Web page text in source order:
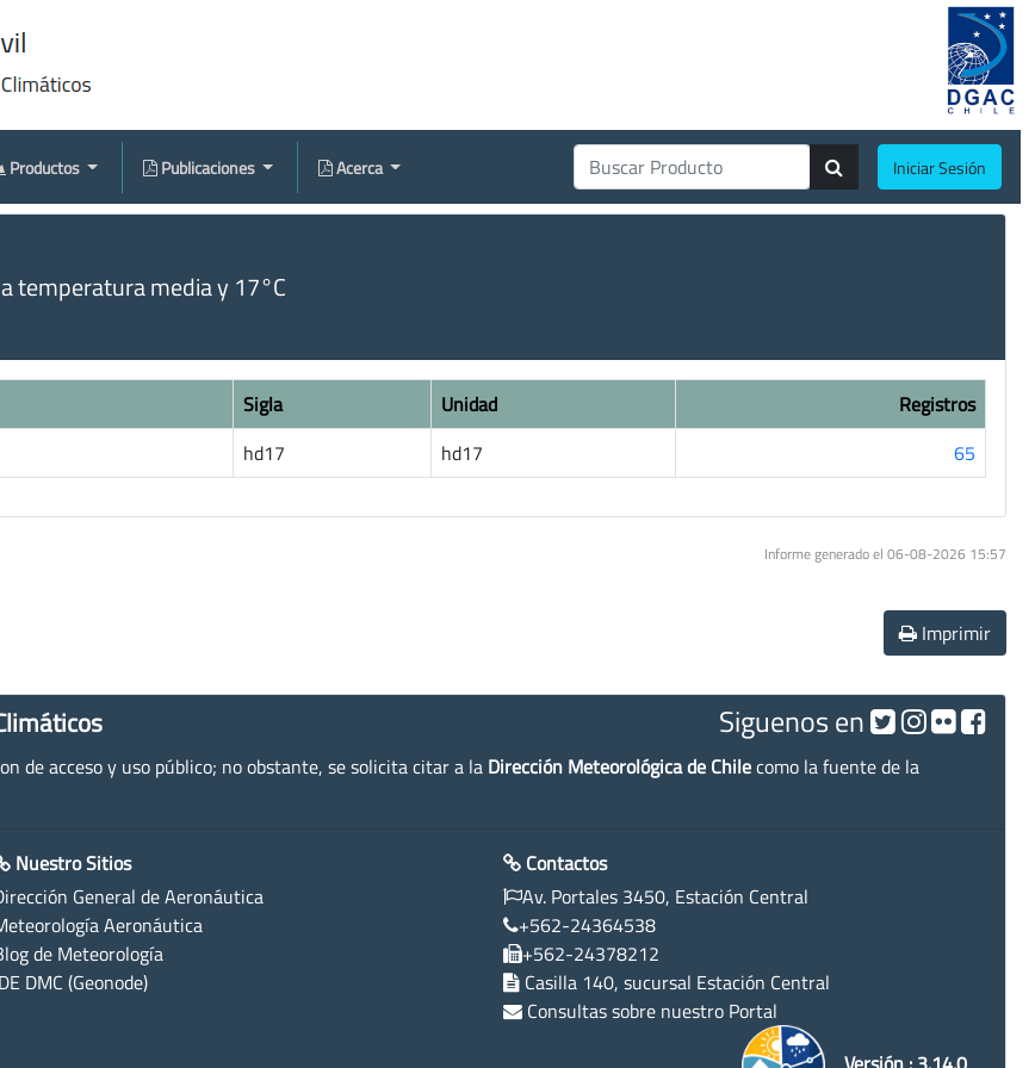
Productos Publicaciones Acerca Iniciar Sesión
temperatura media y 17°C
Sigla Unidad
Registros
hd17 hd17 65
Informe generado el 06-08-2026 15:57
Imprimir
Siguenos en
de acceso y uso público; no obstante, se solicita citar a la Dirección Meteorológica de Chilecomo la fuente de la
Nuestro Sitios
General de Aeronáutica
Aeronáutica
de Meteorología
DMC (Geonode)
Contactos
Av. Portales 3450, Estación Central
+562-24364538
+562-24378212
Casilla 140, sucursal Estación Central
Consultas sobre nuestro Portal